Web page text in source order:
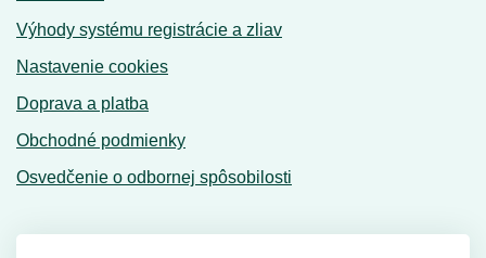
Výhody systému registrácie a zliav
Nastavenie cookies
Doprava a platba
Obchodné podmienky
Osvedčenie o odbornej spôsobilosti